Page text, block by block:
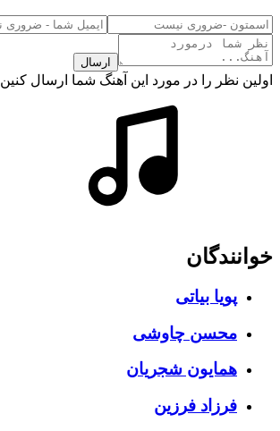
ارسال
اولین نظر را در مورد این آهنگ شما ارسال کنین
خوانندگان
پویا بیاتی
محسن چاوشی
همایون شجریان
فرزاد فرزین